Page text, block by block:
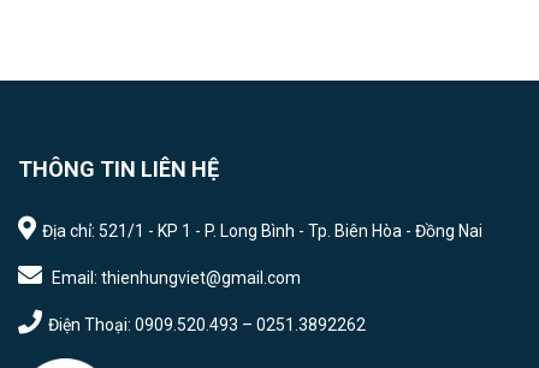
THÔNG TIN LIÊN HỆ
Địa chỉ: 521/1 - KP 1 - P. Long Bình - Tp. Biên Hòa - Đồng Nai
Email: thienhungviet@gmail.com
Điện Thoại: 0909.520.493 – 0251.3892262